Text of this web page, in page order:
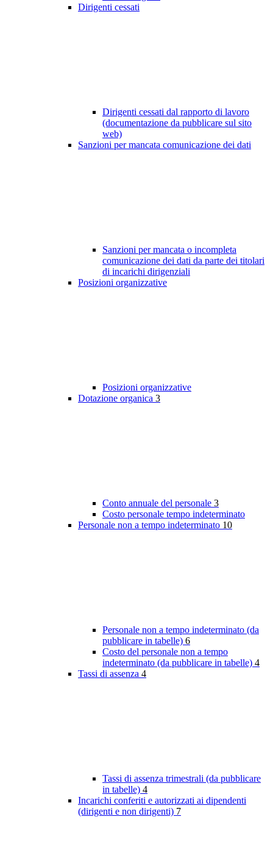
Dirigenti cessati
Dirigenti cessati dal rapporto di lavoro
(documentazione da pubblicare sul sito
web)
Sanzioni per mancata comunicazione dei dati
Sanzioni per mancata o incompleta
comunicazione dei dati da parte dei titolari
di incarichi dirigenziali
Posizioni organizzative
Posizioni organizzative
Dotazione organica 3
Conto annuale del personale 3
Costo personale tempo indeterminato
Personale non a tempo indeterminato 10
Personale non a tempo indeterminato (da
pubblicare in tabelle) 6
Costo del personale non a tempo
indeterminato (da pubblicare in tabelle) 4
Tassi di assenza 4
Tassi di assenza trimestrali (da pubblicare
in tabelle) 4
Incarichi conferiti e autorizzati ai dipendenti
(dirigenti e non dirigenti) 7